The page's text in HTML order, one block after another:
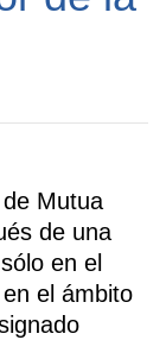
Mutua
de una
en el
el ámbito